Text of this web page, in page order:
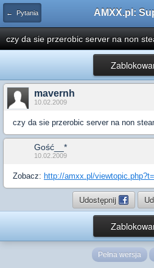
← Pytania
czy da sie przerobic server na non
mavernh
10.02.2009
czy da sie przerobic server na non
Gość__*
10.02.2009
Zobacz: http://amxx.pl/
Udostępnij
Pełna wersja